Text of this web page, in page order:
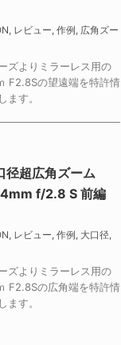
レビュー 作例 広角ズー
ズよりミラーレス用の
F2.8Sの望遠端を特許情
ます。
径超広角ズーム
f/2.8 S 前編
レビュー 作例 大口径
ズよりミラーレス用の
F2.8Sの広角端を特許情
ます。